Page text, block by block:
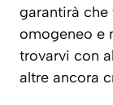
garantirà
omogeneo e
trovarvi con
altre ancora